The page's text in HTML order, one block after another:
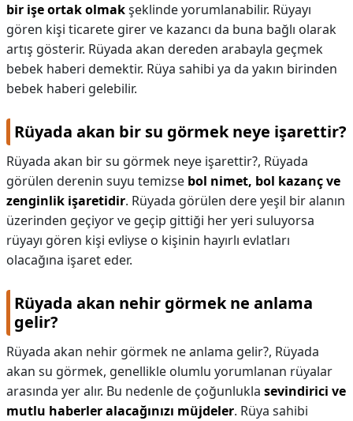
bir işe ortak olmakşeklinde yorumlanabilir. Rüyayı
gören kişi ticarete girer ve kazancı da buna bağlı olarak
artış gösterir. Rüyada akan dereden arabayla geçmek
bebek haberi demektir. Rüya sahibi ya da yakın birinden
bebek haberi gelebilir.
Rüyada akan bir su görmek neye işarettir?
Rüyada akan bir su görmek neye işarettir?, Rüyada
görülen derenin suyu temizse bol nimet, bol kazanç ve
zenginlik işaretidir. Rüyada görülen dere yeşil bir alanın
üzerinden geçiyor ve geçip gittiği her yeri suluyorsa
rüyayı gören kişi evliyse o kişinin hayırlı evlatları
olacağına işaret eder.
Rüyada akan nehir görmek ne anlama
gelir?
Rüyada akan nehir görmek ne anlama gelir?, Rüyada
akan su görmek, genellikle olumlu yorumlanan rüyalar
arasında yer alır. Bu nedenle de çoğunlukla sevindirici ve
mutlu haberler alacağınızı müjdeler. Rüya sahibi